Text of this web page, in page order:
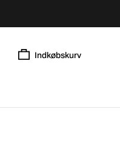
Indkøbskurv